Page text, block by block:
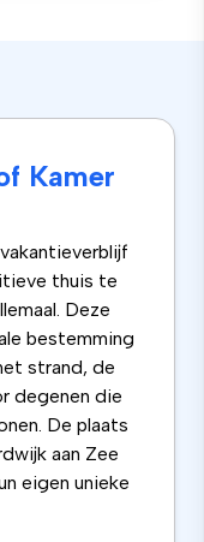
Kamer
thuis te
Deze
bestemming
strand, de
degenen die
De plaats
aan Zee
eigen unieke